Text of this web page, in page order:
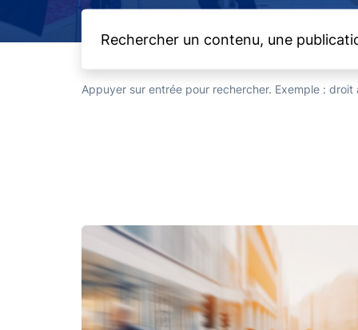
Appuyer sur entrée pour rechercher. Exemple : droit
Image